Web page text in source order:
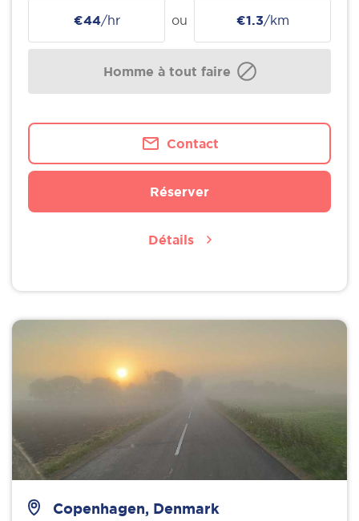
€44/hr ou €1.3/km
Homme à tout faire
Contact
Réserver
Détails
Copenhagen, Denmark